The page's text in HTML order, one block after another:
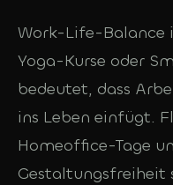
Work-Life-Balance
Yoga-Kurse oder
bedeutet, dass
ins Leben einfügt.
Homeoffice-Tage
Gestaltungsfreiheit